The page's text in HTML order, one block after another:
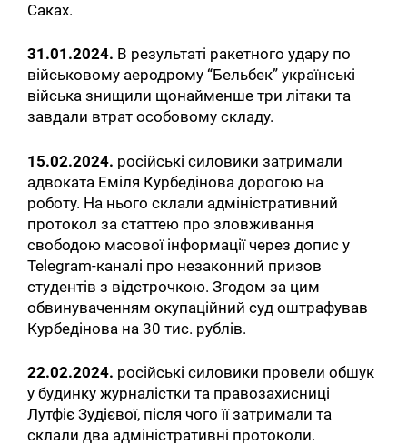
Саках.
31.01.2024. В результаті ракетного удару по
військовому аеродрому “Бельбек” українські
війська знищили щонайменше три літаки та
завдали втрат особовому складу.
15.02.2024. російські силовики затримали
адвоката Еміля Курбедінова дорогою на
роботу. На нього склали адміністративний
протокол за статтею про зловживання
свободою масової інформації через допис у
Telegram-каналі про незаконний призов
студентів з відстрочкою. Згодом за цим
обвинуваченням окупаційний суд оштрафував
Курбедінова на 30 тис. рублів.
22.02.2024. російські силовики провели обшук
у будинку журналістки та правозахисниці
Лутфіє Зудієвої, після чого її затримали та
склали два адміністративні протоколи.